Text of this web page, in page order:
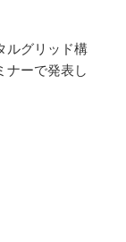
ルグリッド構
ナーで発表し